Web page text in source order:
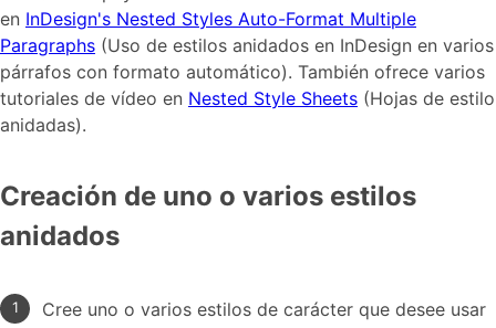
en InDesign's Nested Styles Auto-Format Multiple
Paragraphs (Uso de estilos anidados en InDesign en varios
párrafos con formato automático). También ofrece varios
tutoriales de vídeo en Nested Style Sheets (Hojas de estilo
anidadas).
Creación de uno o varios estilos
anidados
Cree uno o varios estilos de carácter que desee usar